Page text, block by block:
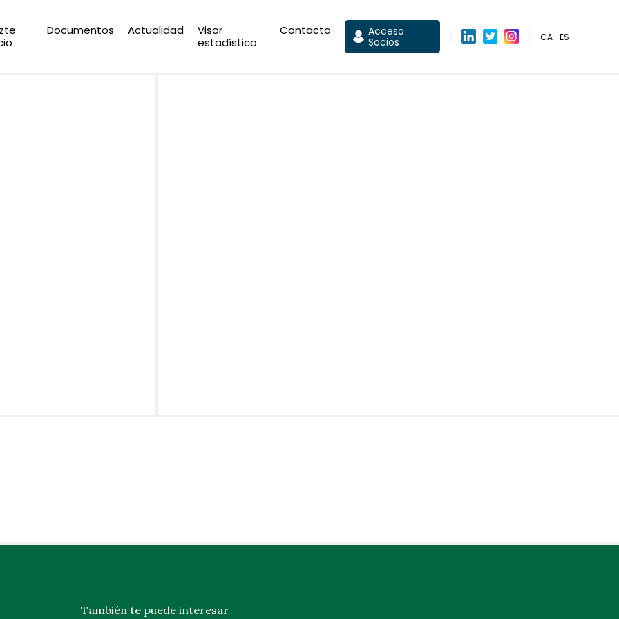
Documentos Actualidad
Visor
estadístico
Contacto
Acceso
Socios
CA ES
También te puede interesar